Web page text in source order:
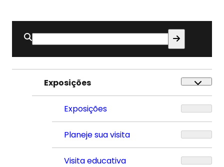
Buscar
por:
Exposições
Exposições
Planeje sua visita
Visita educativa